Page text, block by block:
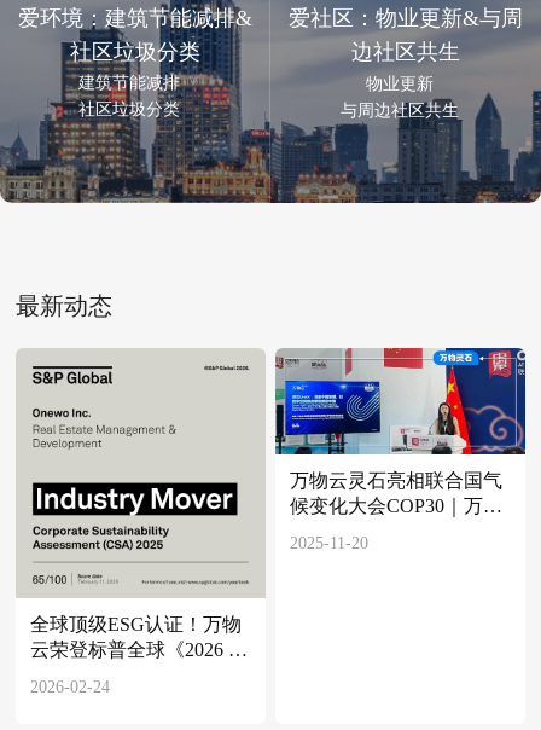
爱环境：建筑节能减排&
社区垃圾分类
建筑节能减排
社区垃圾分类
爱社区：物业更新&与周
边社区共生
物业更新
与周边社区共生
最新动态
全球顶级ESG认证！万物
云荣登标普全球《2026 年
2026-02-24
万物云灵石亮相联合国气
候变化大会COP30｜万物
2025-11-20